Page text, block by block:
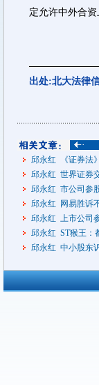
定允许中外合
出处:北大法律
邱永红 《证券法
邱永红 世界证券
邱永红 市公司参
邱永红 网易胜诉
邱永红 上市公司
邱永红 ST猴王：
邱永红 中小股东